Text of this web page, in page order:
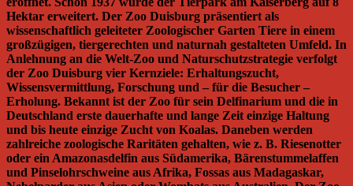
Hektar erweitert. Der Zoo Duisburg präsentiert als
wissenschaftlich geleiteter Zoologischer Garten Tiere in einem
großzügigen, tiergerechten und naturnah gestalteten Umfeld. In
Anlehnung an die Welt-Zoo und Naturschutzstrategie verfolgt
der Zoo Duisburg vier Kernziele: Erhaltungszucht,
Wissensvermittlung, Forschung und – für die Besucher –
Erholung. Bekannt ist der Zoo für sein Delfinarium und die in
Deutschland erste dauerhafte und lange Zeit einzige Haltung
und bis heute einzige Zucht von Koalas. Daneben werden
zahlreiche zoologische Raritäten gehalten, wie z. B. Riesenotter
oder ein Amazonasdelfin aus Südamerika, Bärenstummelaffen
und Pinselohrschweine aus Afrika, Fossas aus Madagaskar,